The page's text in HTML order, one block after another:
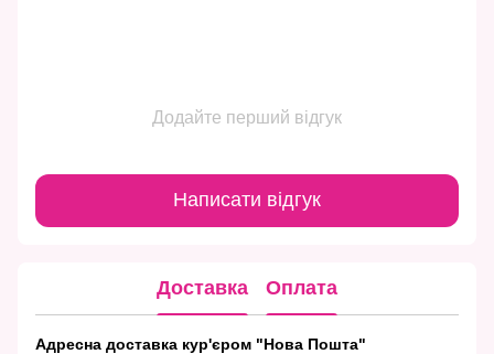
Додайте перший відгук
Написати відгук
Доставка Оплата
Адресна доставка кур'єром "Нова Пошта"